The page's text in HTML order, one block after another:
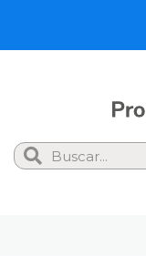
Search